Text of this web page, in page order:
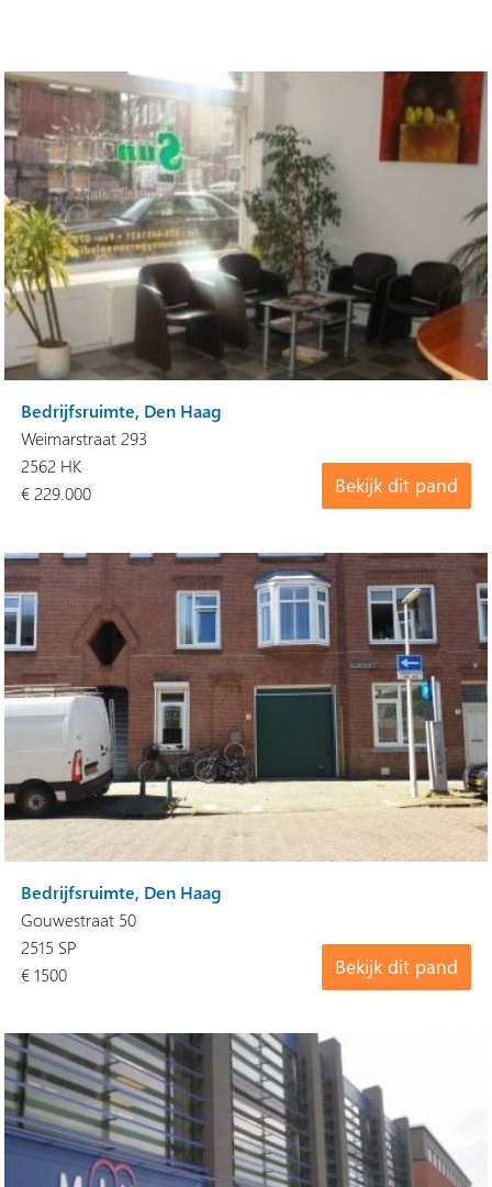
Bedrijfsruimte, Den Haag
Weimarstraat 293
Bekijk dit pand
2562 HK
€ 229.000
Bedrijfsruimte, Den Haag
Gouwestraat 50
Bekijk dit pand
2515 SP
€ 1500